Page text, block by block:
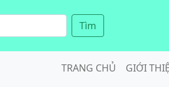
Tìm
TRANG CHỦ GIỚI